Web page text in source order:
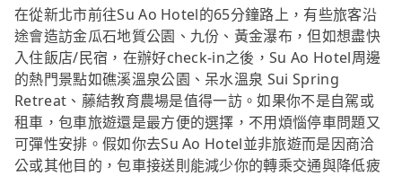
在從新北市前往Su Ao Hotel的65分鐘路上，有些旅客沿
途會造訪金瓜石地質公園、九份、黃金瀑布，但如想盡快
入住飯店/民宿，在辦好check-in之後，Su Ao Hotel周邊
的熱門景點如礁溪溫泉公園、呆水溫泉 Sui Spring
Retreat、藤結教育農場是值得一訪。如果你不是自駕或
租車，包車旅遊還是最方便的選擇，不用煩惱停車問題又
可彈性安排。假如你去Su Ao Hotel並非旅遊而是因商洽
公或其他目的，包車接送則能減少你的轉乘交通與降低疲